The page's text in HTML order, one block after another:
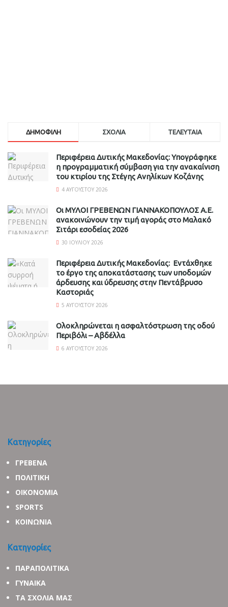
ΔΗΜΟΦΙΛΗ ΣΧΟΛΙΑ ΤΕΛΕΥΤΑΙΑ
Περιφέρεια Δυτικής Μακεδονίας: Υπογράφηκε
η προγραμματική σύμβαση για την ανακαίνιση
του κτιρίου της Στέγης Ανηλίκων Κοζάνης
4 ΑΥΓΟΎΣΤΟΥ 2026
Οι ΜΥΛΟΙ ΓΡΕΒΕΝΩΝ ΓΙΑΝΝΑΚΟΠΟΥΛΟΣ Α.Ε.
ανακοινώνουν την τιμή αγοράς στο Μαλακό
Σιτάρι εσοδείας 2026
30 ΙΟΥΛΊΟΥ 2026
Περιφέρεια Δυτικής Μακεδονίας: Εντάχθηκε
το έργο της αποκατάστασης των υποδομών
άρδευσης και ύδρευσης στην Πεντάβρυσο
Καστοριάς
5 ΑΥΓΟΎΣΤΟΥ 2026
Ολοκληρώνεται η ασφαλτόστρωση της οδού
Περιβόλι – Αβδέλλα
6 ΑΥΓΟΎΣΤΟΥ 2026
Κατηγορίες
ΓΡΕΒΕΝΑ
ΠΟΛΙΤΙΚΗ
ΟΙΚΟΝΟΜΙΑ
SPORTS
ΚΟΙΝΩΝΙΑ
Κατηγορίες
ΠΑΡΑΠΟΛΙΤΙΚΑ
ΓΥΝΑΙΚΑ
ΤΑ ΣΧΟΛΙΑ ΜΑΣ